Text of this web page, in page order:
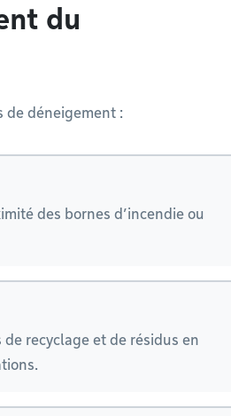
du
de déneigement :
des bornes d’incendie ou
recyclage et de résidus en